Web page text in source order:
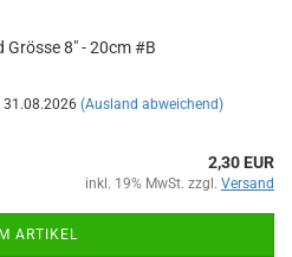
Grösse 8" - 20cm #B
31.08.2026 (Ausland abweichend)
2,30 EUR
inkl. 19% MwSt. zzgl. Versand
ARTIKEL